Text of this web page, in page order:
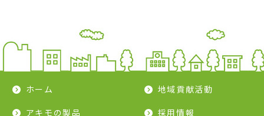
ホーム
アキモの製品
地域貢献活動
採用情報